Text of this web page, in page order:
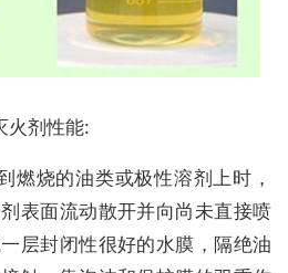
火剂性能:
燃烧的油类或极性溶剂上时，
表面流动散开并向尚未直接喷
层封闭性很好的水膜，隔绝油